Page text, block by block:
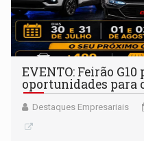
EVENTO: Feirão
oportunidades para
Destaques Empresariais